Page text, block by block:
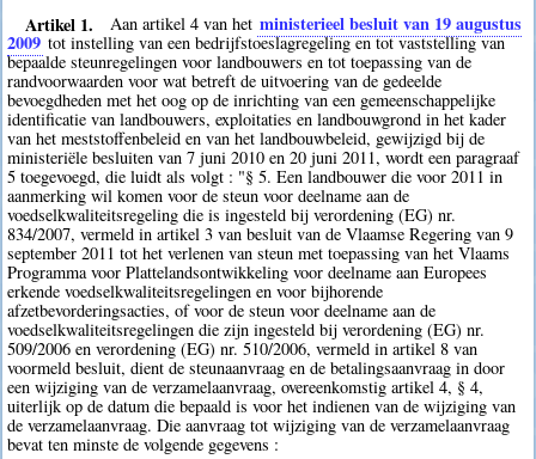
Artikel 1. Aan artikel 4 van het ministerieel besluit van 19 augustus
2009 tot instelling van een bedrijfstoeslagregeling en tot vaststelling van
bepaalde steunregelingen voor landbouwers en tot toepassing van de
randvoorwaarden voor wat betreft de uitvoering van de gedeelde
bevoegdheden met het oog op de inrichting van een gemeenschappelijke
identificatie van landbouwers, exploitaties en landbouwgrond in het kader
van het meststoffenbeleid en van het landbouwbeleid, gewijzigd bij de
ministeriële besluiten van 7 juni 2010 en 20 juni 2011, wordt een paragraaf
5 toegevoegd, die luidt als volgt : "§ 5. Een landbouwer die voor 2011 in
aanmerking wil komen voor de steun voor deelname aan de
voedselkwaliteitsregeling die is ingesteld bij verordening (EG) nr.
834/2007, vermeld in artikel 3 van besluit van de Vlaamse Regering van 9
september 2011 tot het verlenen van steun met toepassing van het Vlaams
Programma voor Plattelandsontwikkeling voor deelname aan Europees
erkende voedselkwaliteitsregelingen en voor bijhorende
afzetbevorderingsacties, of voor de steun voor deelname aan de
voedselkwaliteitsregelingen die zijn ingesteld bij verordening (EG) nr.
509/2006 en verordening (EG) nr. 510/2006, vermeld in artikel 8 van
voormeld besluit, dient de steunaanvraag en de betalingsaanvraag in door
een wijziging van de verzamelaanvraag, overeenkomstig artikel 4, § 4,
uiterlijk op de datum die bepaald is voor het indienen van de wijziging van
de verzamelaanvraag. Die aanvraag tot wijziging van de verzamelaanvraag
bevat ten minste de volgende gegevens :